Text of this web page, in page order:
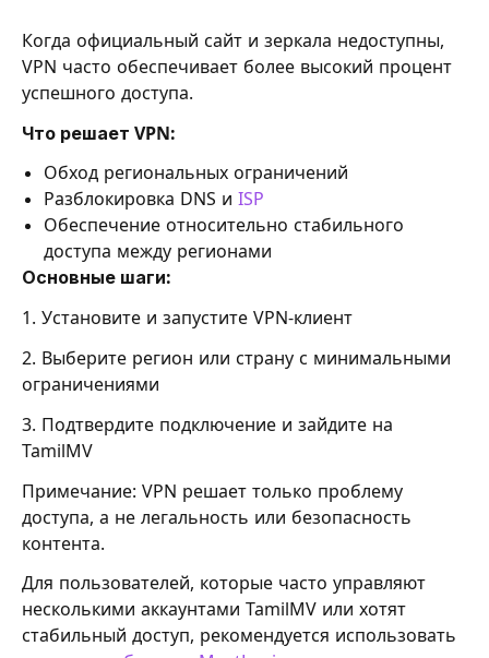
Когда официальный сайт и зеркала недоступны,
VPN часто обеспечивает более высокий процент
успешного доступа.
Что решает VPN:
Обход региональных ограничений
Разблокировка DNS и ISP
Обеспечение относительно стабильного
доступа между регионами
Основные шаги:
1. Установите и запустите VPN-клиент
2. Выберите регион или страну с минимальными
ограничениями
3. Подтвердите подключение и зайдите на
TamilMV
Примечание: VPN решает только проблему
доступа, а не легальность или безопасность
контента.
Для пользователей, которые часто управляют
несколькими аккаунтами TamilMV или хотят
стабильный доступ, рекомендуется использовать